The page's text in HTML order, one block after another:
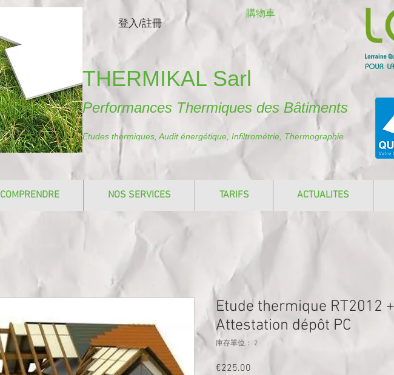
登入/註冊
購物車
THERMIKAL Sarl
Performances Thermiques des Bâtiments
Etudes thermiques, Audit énergétique, Infiltrométrie, Thermographie
COMPRENDRE NOS SERVICES TARIFS ACTUALITES
Etude thermique RT2012 +
Attestation dépôt PC
庫存單位： 2
€225.00